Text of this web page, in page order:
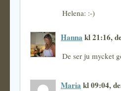
Helena: :-)
Hanna kl 21:16,
De ser ju mycket
Maria kl 09:04,